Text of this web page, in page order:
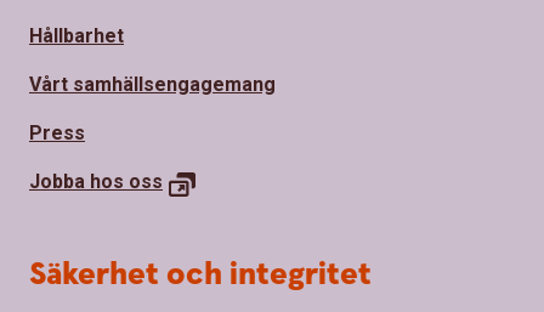
Hållbarhet
Vårt samhällsengagemang
Press
Jobba hos oss
Säkerhet och integritet